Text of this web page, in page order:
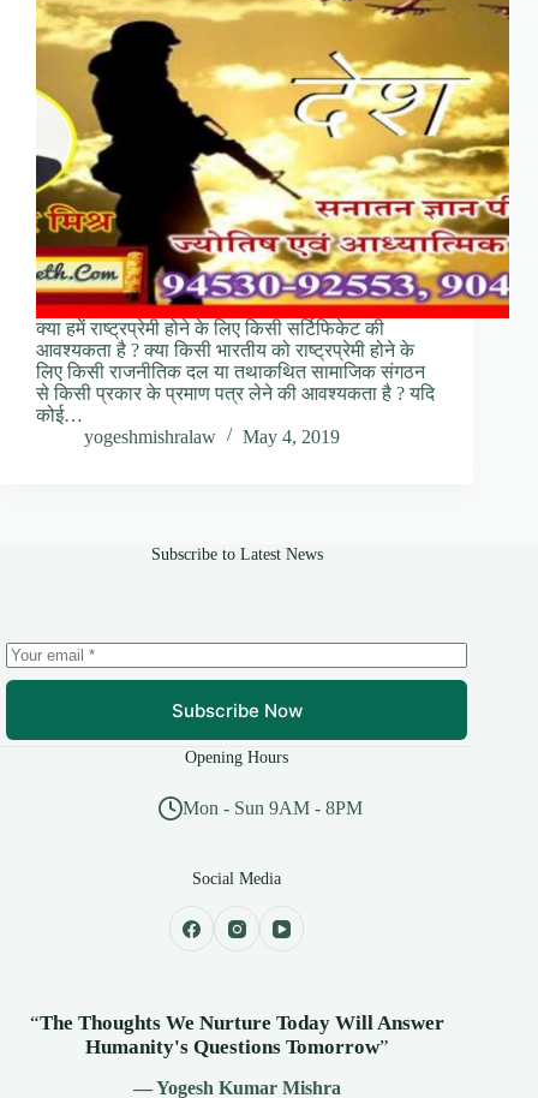
क्या हमें राष्ट्रप्रेमी होने के लिए किसी सर्टिफिकेट की
आवश्यकता है ? क्या किसी भारतीय को राष्ट्रप्रेमी होने के
लिए किसी राजनीतिक दल या तथाकथित सामाजिक संगठन
से किसी प्रकार के प्रमाण पत्र लेने की आवश्यकता है ? यदि
कोई…
yogeshmishralaw
May 4, 2019
Subscribe to Latest News
Subscribe Now
Opening Hours
Mon - Sun 9AM - 8PM
Social Media
“The Thoughts We Nurture Today Will Answer
Humanity's Questions Tomorrow”
— Yogesh Kumar Mishra